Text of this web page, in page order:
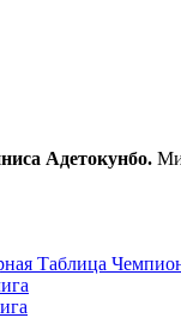
Адетокунбо.
Таблица